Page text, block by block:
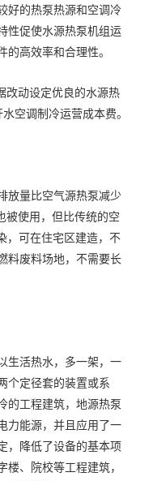
好的热泵热源和空调冷
性促使水源热泵机组运
高效率和合理性。
改动设定优良的水源热
空调制冷运营成本费。
放量比空气源热泵减少
被使用，但比传统的空
，可在住宅区建造，不
料废料场地，不需要长
生活热水，多一架，一
个定径套的装置或系
的工程建筑，地源热泵
力能源，并且应用了一
，降低了设备的基本项
楼、院校等工程建筑，